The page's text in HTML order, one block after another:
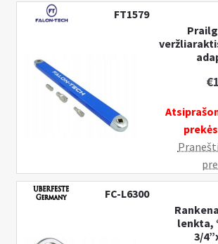
FT1579
€
FC-L6300
lenkta,
3/